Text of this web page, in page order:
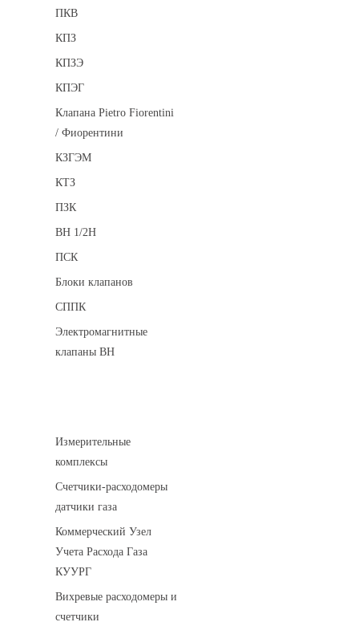
ПКВ
КПЗ
КПЗЭ
КПЭГ
Клапана Pietro Fiorentini
/ Фиорентини
КЗГЭМ
КТЗ
ПЗК
ВН 1/2Н
ПСК
Блоки клапанов
СППК
Электромагнитные
клапаны ВН
Измерительные
комплексы
Счетчики-расходомеры
датчики газа
Коммерческий Узел
Учета Расхода Газа
КУУРГ
Вихревые расходомеры и
счетчики